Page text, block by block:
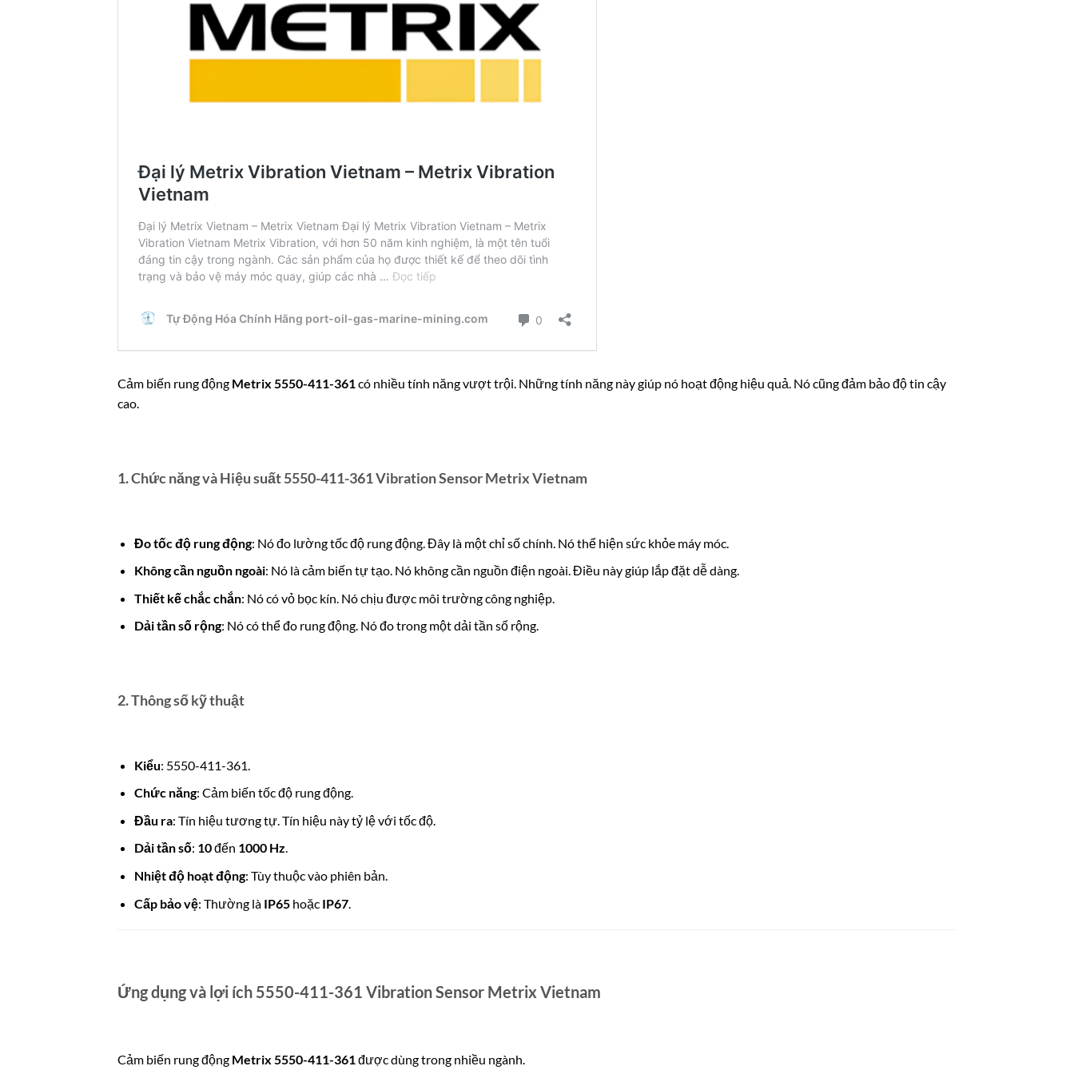
Cảm biến rung động Metrix 5550-411-361có nhiều tính năng vượt trội. Những tính năng này giúp nó hoạt động hiệu quả. Nó cũng đảm bảo độ tin cậy
cao.
1. Chức năng và Hiệu suất 5550-411-361 Vibration Sensor Metrix Vietnam
Đo tốc độ rung động: Nó đo lường tốc độ rung động. Đây là một chỉ số chính. Nó thể hiện sức khỏe máy móc.
Không cần nguồn ngoài: Nó là cảm biến tự tạo. Nó không cần nguồn điện ngoài. Điều này giúp lắp đặt dễ dàng.
Thiết kế chắc chắn: Nó có vỏ bọc kín. Nó chịu được môi trường công nghiệp.
Dải tần số rộng: Nó có thể đo rung động. Nó đo trong một dải tần số rộng.
2. Thông số kỹ thuật
Kiểu: 5550-411-361.
Chức năng: Cảm biến tốc độ rung động.
Đầu ra: Tín hiệu tương tự. Tín hiệu này tỷ lệ với tốc độ.
Dải tần số: 10đến 1000 Hz.
Nhiệt độ hoạt động: Tùy thuộc vào phiên bản.
Cấp bảo vệ: Thường là IP65hoặc IP67.
Ứng dụng và lợi ích 5550-411-361 Vibration Sensor Metrix Vietnam
Cảm biến rung động Metrix 5550-411-361được dùng trong nhiều ngành.